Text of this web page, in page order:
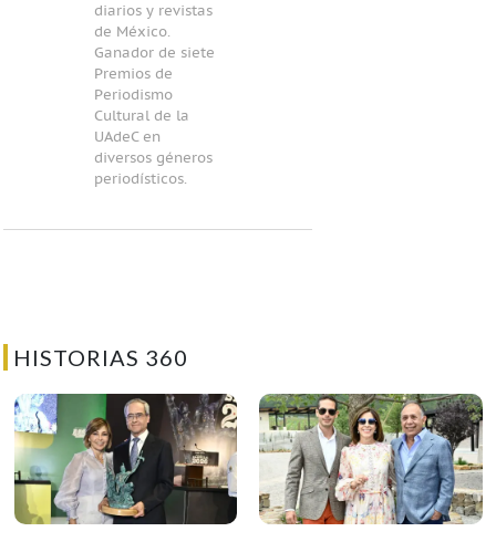
diarios y revistas
de México.
Ganador de siete
Premios de
Periodismo
Cultural de la
UAdeC en
diversos géneros
periodísticos.
HISTORIAS 360